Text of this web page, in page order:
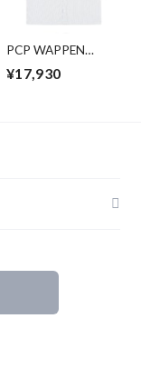
PCP WAPPEN
SHIRT/D.NAVY
¥17,930